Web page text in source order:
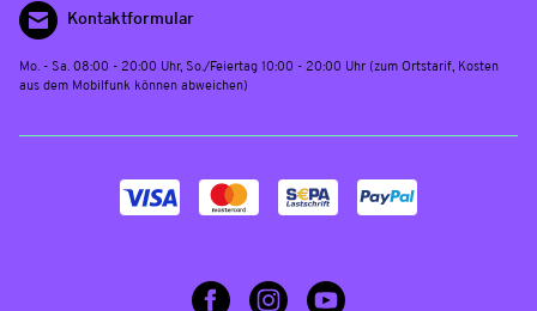
Kontaktformular
Mo. - Sa. 08:00 - 20:00 Uhr, So./Feiertag 10:00 - 20:00 Uhr (zum Ortstarif, Kosten
aus dem Mobilfunk können abweichen)